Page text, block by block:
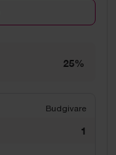
25%
Budgivare
1